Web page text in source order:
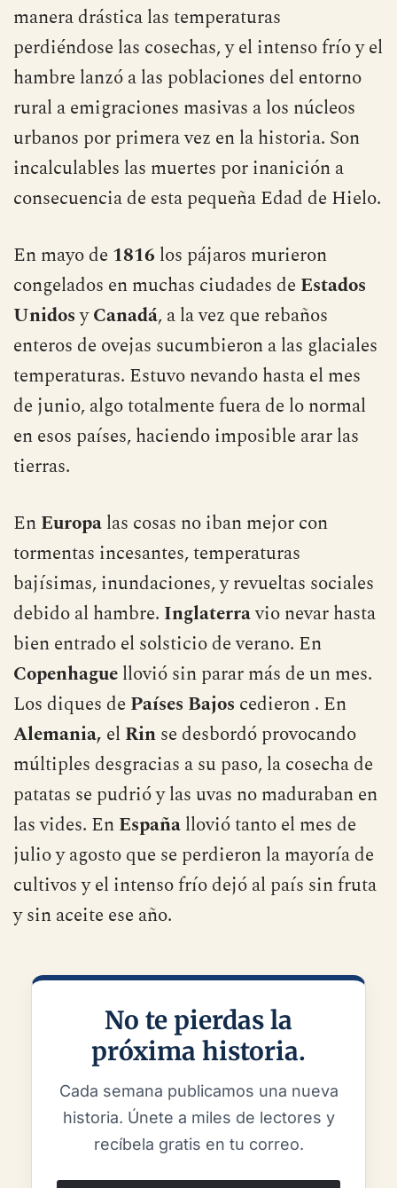
En todo el hemisferio norte bajaron de
manera drástica las temperaturas
perdiéndose las cosechas, y el intenso frío y el
hambre lanzó a las poblaciones del entorno
rural a emigraciones masivas a los núcleos
urbanos por primera vez en la historia. Son
consecuencia de esta pequeña Edad de Hielo.
En mayo de1816los pájaros murieron
congelados en muchas ciudades deEstados
UnidosyCanadá, a la vez que rebaños
enteros de ovejas sucumbieron a las glaciales
temperaturas. Estuvo nevando hasta el mes
de junio, algo totalmente fuera de lo normal
tierras.
EnEuropalas cosas no iban mejor con
tormentas incesantes, temperaturas
bajísimas, inundaciones, y revueltas sociales
debido al hambre.Inglaterravio nevar hasta
bien entrado el solsticio de verano. En
Copenhague llovió sin parar más de un mes.
Los diques dePaíses Bajoscedieron . En
Alemania,elRinse desbordó provocando
múltiples desgracias a su paso, la cosecha de
patatas se pudrió y las uvas no maduraban en
las vides. EnEspañallovió tanto el mes de
julio y agosto que se perdieron la mayoría de
y sin aceite ese año.
No te pierdas la
próxima historia.
Cada semana publicamos una nueva